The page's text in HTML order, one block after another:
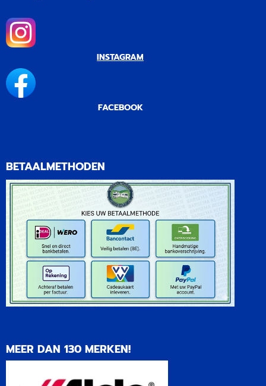
INSTAGRAM
FACEBOOK
BETAALMETHODEN
MEER DAN 130 MERKEN!